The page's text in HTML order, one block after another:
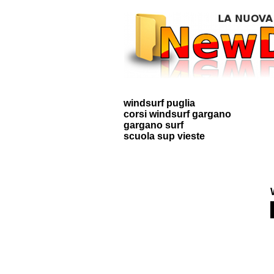
windsurf puglia
corsi windsurf gargano
gargano surf
scuola sup vieste